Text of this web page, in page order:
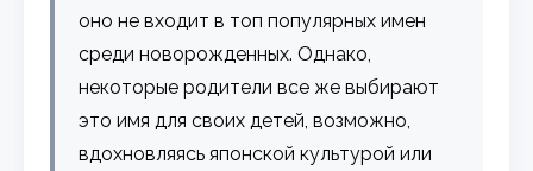
оно не входит в топ популярных имен
среди новорожденных. Однако,
некоторые родители все же выбирают
это имя для своих детей, возможно,
вдохновляясь японской культурой или